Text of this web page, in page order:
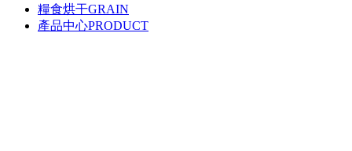
糧食烘干GRAIN
產品中心PRODUCT